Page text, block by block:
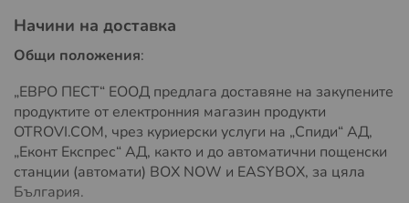
капана.
Включете адаптера в електрическата мрежа:
с напрежение между 100V и 240V.
Активирайте капана:След като сте свързали адаптера
и капанът е захранен, активирайте капана според
инструкциите за употреба на устройството. Капанът вече
е готов за работа и ще осигурява непрекъсната защита
срещу мишки и плъхове.
Начини на доставка
Общи положения:
„ЕВРО ПЕСТ“ ЕООД предлага доставяне на закупените
продуктите от електронния магазин продукти
OTROVI.COM, чрез куриерски услуги на „Спиди“ АД,
„Еконт Експрес“ АД, както и до автоматични пощенски
станции (автомати) BOX NOW и EASYBOX, за цяла
България.